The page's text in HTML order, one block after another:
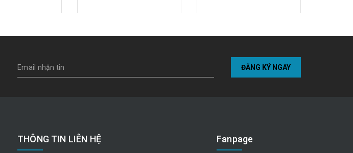
ĐĂNG KÝ NGAY
THÔNG TIN LIÊN HỆ Fanpage